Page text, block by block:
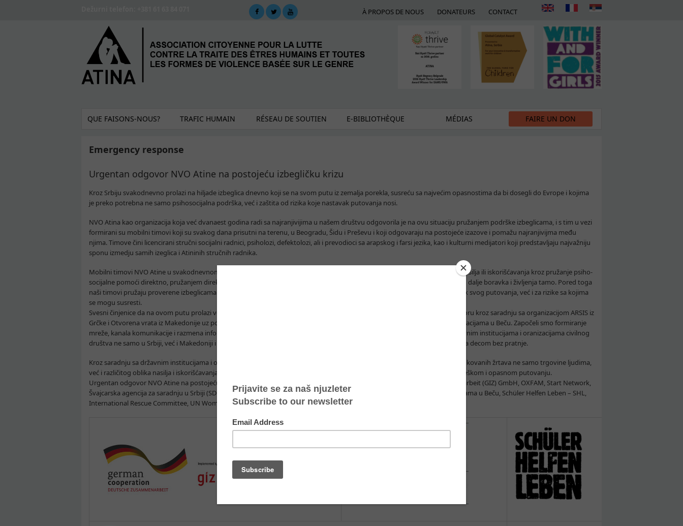
À PROPOS DE NOUS DONATEURS CONTACT
QUE FAISONS-NOUS? TRAFIC HUMAIN RÉSEAU DE SOUTIEN E-BIBLIOTHÈQUE MÉDIAS FAIRE UN DON
Emergency response
Urgentan odgovor NVO Atine na postojeću izbegličku krizu
Kroz Srbiju svakodnevno prolazi na hiljade izbeglica dnevno koji se na svom putu iz zemalja porekla, susreću sa najvećim opasnostima da bi dosegli do Evrope i kojima
je preko potrebna ne samo psihosocijalna podrška, već i zaštita od rizika koje nastavak putovanja nosi.
NVO Atina kao organizacija koja već dvanaest godina radi sa najranjivijima u našem društvu odgovorila je na ovu situaciju pružanjem podrške izbeglicama, i s tim u vezi
formirani su mobilni timovi koji su svakog dana prisutni na terenu, u Beogradu, Šidu i Preševu i koji odgovaraju na postojeće izazove i pomažu najranjivijma među
njima. Timove čini licencirani stručni socijalni radnici, psiholozi, defektolozi, ali i prevodioci sa arapskog i farsi jezika, kao i kulturni medijatori koji predstavljaju najvažniju
sponu izmedju samih izeglica i Atininih stručnih radnika.
Mobilni timovi NVO Atine u svakodnevnom radu sa izbeglicama rade sa osobama koje su u riziku ili su bile žrtve nekog vida nasilja ili iskorišćavanja kroz pružanje psiho-
socijalne pomoći direktno, pružanjem direktnih usluga ali i kontinuirano kroz praćenje te osobe do krajnje destinacije i njenog dalje boravka i življenja tamo. Pored toga
naši timovi pružaju proverene izbeglicama informacije o nastavku puta pomoću kojih bivaju pripremljeni ne samo za nastavak svog putovanja, već i za rizike sa kojima
se mogu susresti.
Svesni činjenice da na ovom putu prolazi veliki broj maloletnika bez pratnje počeli smo da radimo na sveobuhvatnom odgovoru kroz saradnju sa organizacijom ARSIS iz
Grčke i Otvorena vrata iz Makedonije uz podršku Stalne misije Republike Francuske pri UNO i drugim međunarodnim organizacijama u Beču. Započeli smo formiranje
mreže, kanala komunikacije i razmena informacija koji treba da čine srž sveobuhvatnog sistema zaštite koji bi pomogao državnim institucijama i oranizacijama civilnog
društva ne samo u Srbiji, već i Makedoniji i Grčkoj da efikasnije odgovore na postojeće izazove sa kojima se suočavaju u vezi sa decom bez pratnje.
Kroz saradnju sa državnim institucijama i organizacijama civilnog društva u Srbiji i zemljama u regionu očekujemo više identifikovanih žrtava ne samo trgovine ljudima,
već i različitog oblika nasilja i iskorišćavanja kako bi im pružili pravovremenu i sveobuhvatnu podršku koju nemaju na svom teškom i opasnom putovanju.
Urgentan odgovor NVO Atine na postojeću izbegličku krizu podržavaju: Deutsche Gesellschaft für Internationale Zusammenarbeit (GIZ) GmbH, OXFAM, Start Network,
Švajcarska agencija za saradnju u Srbiji (SDC), Stalna misija Republike Francuske pri UNO i drugim međunarodnim organizacijama u Beču, Schüler Helfen Leben – SHL,
International Rescue Committee, UN Women, UNFPA i Konrad Adenauer Stiftung.